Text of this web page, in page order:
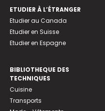
ETUDIER À L’ÉTRANGER
Etudier au Canada
Etudier en Suisse
Etudier en Espagne
BIBLIOTHEQUE DES
TECHNIQUES
Cuisine
Transports